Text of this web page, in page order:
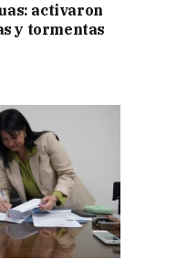
activaron
y tormentas